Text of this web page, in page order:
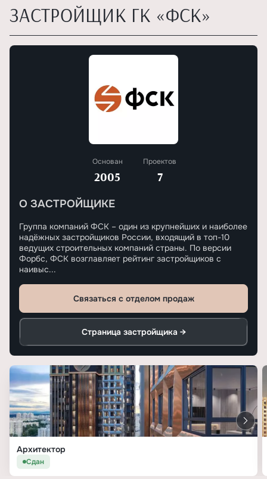
ЗАСТРОЙЩИК ГК «ФСК»
Основан
2005
Проектов
7
О ЗАСТРОЙЩИКЕ
Группа компаний ФСК – один из крупнейших и наиболее
надёжных застройщиков России, входящий в топ-10
ведущих строительных компаний страны. По версии
Форбс, ФСК возглавляет рейтинг застройщиков с
наивыс...
Связаться с отделом продаж
Страница застройщика →
Архитектор
Сдан